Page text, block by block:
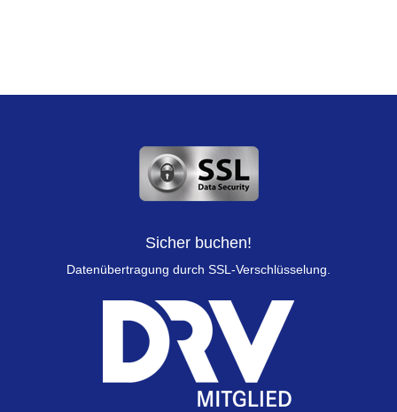
Sicher buchen!
Datenübertragung durch SSL-Verschlüsselung.